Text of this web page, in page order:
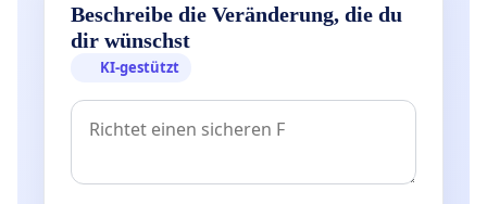
Beschreibe die Veränderung, die du
dir wünschst
KI-gestützt